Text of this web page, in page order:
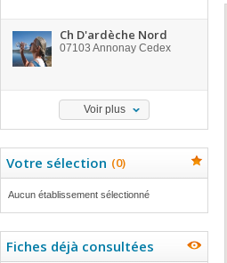
Ch D'ardèche Nord
07103 Annonay Cedex
Voir plus
Votre sélection (0)
Aucun établissement sélectionné
Fiches déjà consultées